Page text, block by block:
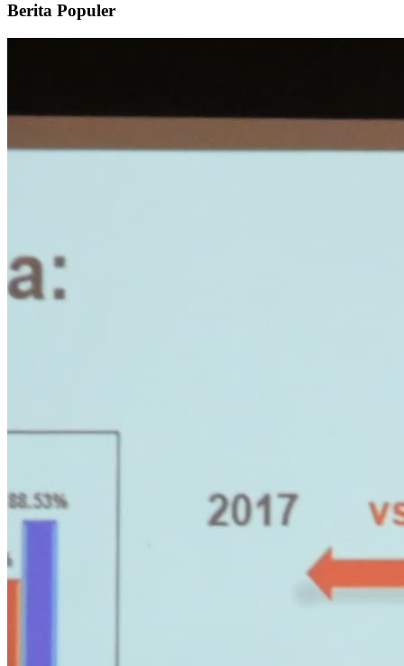
Berita Populer